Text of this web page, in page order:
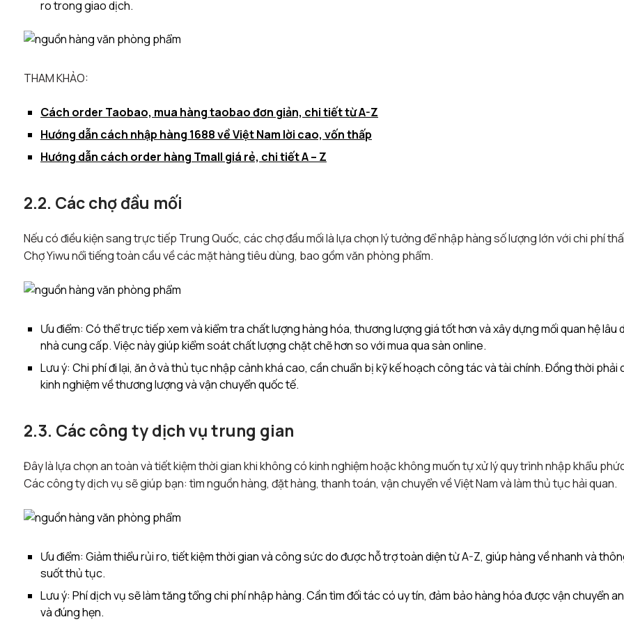
ro trong giao dịch.
THAM KHẢO:
Cách order Taobao, mua hàng taobao đơn giản, chi tiết từ A-Z
Hướng dẫn cách nhập hàng 1688 về Việt Nam lời cao, vốn thấp
Hướng dẫn cách order hàng Tmall giá rẻ, chi tiết A – Z
2.2. Các chợ đầu mối
Nếu có điều kiện sang trực tiếp Trung Quốc, các chợ đầu mối là lựa chọn lý tưởng để nhập hàng số lượng lớn với chi phí
Chợ Yiwu nổi tiếng toàn cầu về các mặt hàng tiêu dùng, bao gồm văn phòng phẩm.
Ưu điểm: Có thể trực tiếp xem và kiểm tra chất lượng hàng hóa, thương lượng giá tốt hơn và xây dựng mối quan hệ lâu
nhà cung cấp. Việc này giúp kiểm soát chất lượng chặt chẽ hơn so với mua qua sàn online.
Lưu ý: Chi phí đi lại, ăn ở và thủ tục nhập cảnh khá cao, cần chuẩn bị kỹ kế hoạch công tác và tài chính. Đồng thời phải
kinh nghiệm về thương lượng và vận chuyển quốc tế.
2.3. Các công ty dịch vụ trung gian
Đây là lựa chọn an toàn và tiết kiệm thời gian khi không có kinh nghiệm hoặc không muốn tự xử lý quy trình nhập khẩu
Các công ty dịch vụ sẽ giúp bạn: tìm nguồn hàng, đặt hàng, thanh toán, vận chuyển về Việt Nam và làm thủ tục hải quan.
Ưu điểm: Giảm thiểu rủi ro, tiết kiệm thời gian và công sức do được hỗ trợ toàn diện từ A-Z, giúp hàng về nhanh và
suốt thủ tục.
Lưu ý: Phí dịch vụ sẽ làm tăng tổng chi phí nhập hàng. Cần tìm đối tác có uy tín, đảm bảo hàng hóa được vận chuyển
và đúng hẹn.